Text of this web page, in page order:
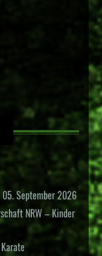
September 2026
NRW – Kinder